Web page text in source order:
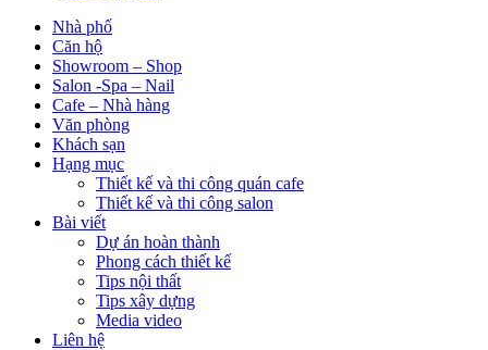
Nhà phố
Căn hộ
Showroom – Shop
Salon -Spa – Nail
Cafe – Nhà hàng
Văn phòng
Khách sạn
Hạng mục
Thiết kế và thi công quán cafe
Thiết kế và thi công salon
Bài viết
Dự án hoàn thành
Phong cách thiết kế
Tips nội thất
Tips xây dựng
Media video
Liên hệ